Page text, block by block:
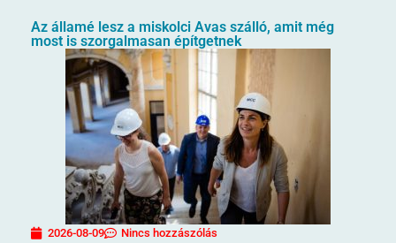
Az államé lesz a miskolci Avas szálló, amit még
most is szorgalmasan építgetnek
2026-08-09 Nincs hozzászólás